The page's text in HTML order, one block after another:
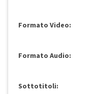
Formato Video:
Formato Audio:
Sottotitoli: